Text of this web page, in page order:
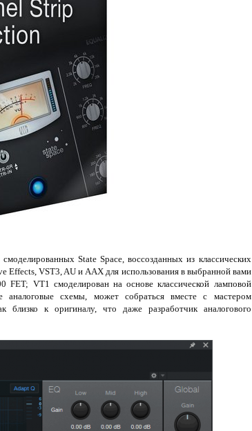
State Space, воссозданных из классических
Effects, VST3, AU и AAX для использования в выбранной вами
FET; VT1 смоделирован на основе классической ламповой
аналоговые схемы, может собраться вместе с мастером
близко к оригиналу, что даже разработчик аналогового